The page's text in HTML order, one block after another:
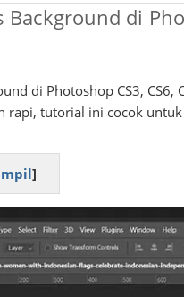
Background di
di Photoshop CS3,
rapi, tutorial ini cocok
]